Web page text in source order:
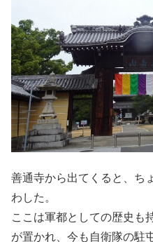
善通寺から出てくると、ち
わした。
ここは軍都としての歴史も
が置かれ、今も自衛隊の駐